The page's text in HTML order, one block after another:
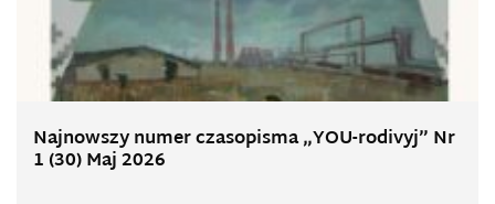
Najnowszy numer czasopisma „YOU-rodivyj” Nr
1 (30) Maj 2026